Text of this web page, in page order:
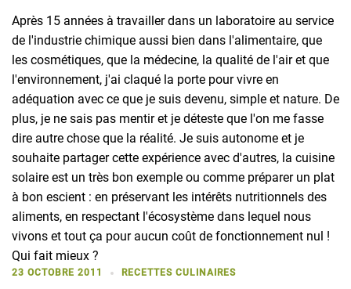
Après 15 années à travailler dans un laboratoire au service
de l'industrie chimique aussi bien dans l'alimentaire, que
les cosmétiques, que la médecine, la qualité de l'air et que
l'environnement, j'ai claqué la porte pour vivre en
adéquation avec ce que je suis devenu, simple et nature. De
plus, je ne sais pas mentir et je déteste que l'on me fasse
dire autre chose que la réalité. Je suis autonome et je
souhaite partager cette expérience avec d'autres, la cuisine
solaire est un très bon exemple ou comme préparer un plat
à bon escient : en préservant les intérêts nutritionnels des
aliments, en respectant l'écosystème dans lequel nous
vivons et tout ça pour aucun coût de fonctionnement nul !
Qui fait mieux ?
23 OCTOBRE 2011 RECETTES CULINAIRES